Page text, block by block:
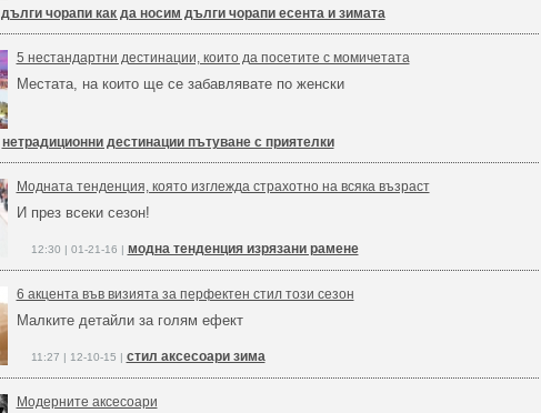
дълги чорапи как да носим дълги чорапи есента и зимата
5 нестандартни дестинации, които да посетите с момичетата
Местата, на които ще се забавлявате по женски
нетрадиционни дестинации пътуване с приятелки
Модната тенденция, която изглежда страхотно на всяка възраст
И през всеки сезон!
12:30 | 01-21-16 | модна тенденция изрязани рамене
6 акцента във визията за перфектен стил този сезон
Малките детайли за голям ефект
11:27 | 12-10-15 | стил аксесоари зима
Модерните аксесоари